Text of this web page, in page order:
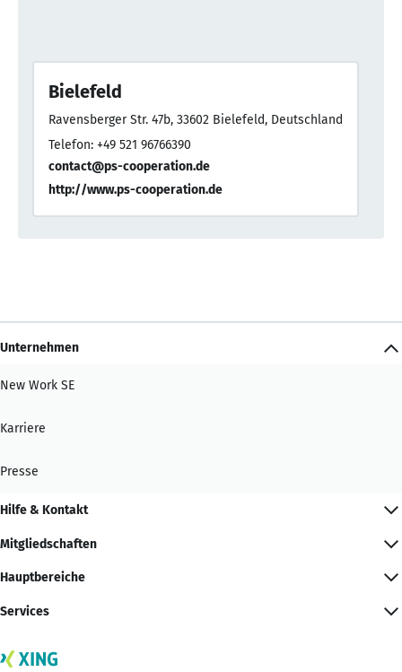
Bielefeld
Ravensberger Str. 47b, 33602 Bielefeld, Deutschland
Telefon: +49 521 96766390
contact@ps-cooperation.de
http://www.ps-cooperation.de
Unternehmen
New Work SE
Karriere
Presse
Hilfe & Kontakt
Mitgliedschaften
Hauptbereiche
Services